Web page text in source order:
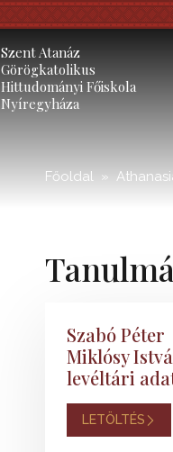
Szent Atanáz
Görögkatolikus
Hittudományi Főiskola
Nyíregyháza
Főoldal
Szabó Péter
Miklósy
levéltári
LETÖLTÉS